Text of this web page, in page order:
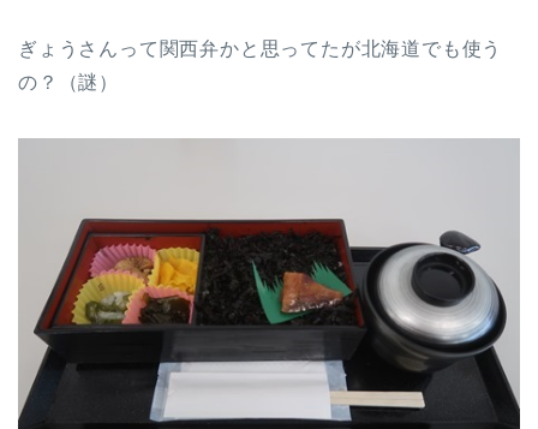
ぎょうさんって関西弁かと思ってたが北海道でも使う
の？（謎）